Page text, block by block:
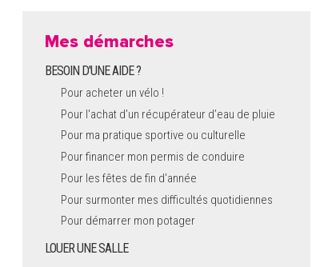
Mes démarches
BESOIN D'UNE AIDE ?
Pour acheter un vélo !
Pour l'achat d’un récupérateur d’eau de pluie
Pour ma pratique sportive ou culturelle
Pour financer mon permis de conduire
Pour les fêtes de fin d'année
Pour surmonter mes difficultés quotidiennes
Pour démarrer mon potager
LOUER UNE SALLE